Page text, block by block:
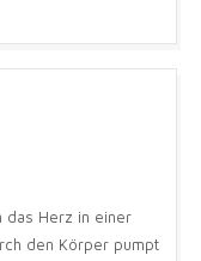
das Herz in einer
den Körper pumpt